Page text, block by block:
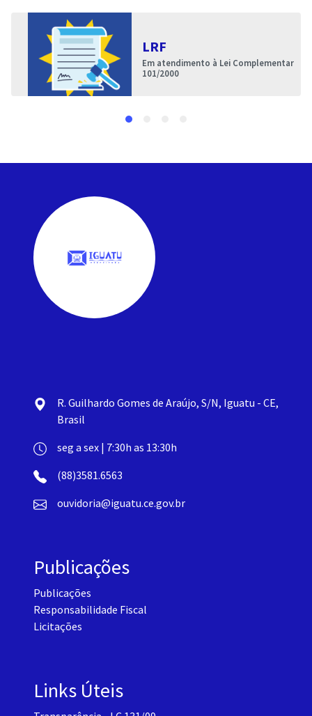
LRF
Em atendimento à Lei Complementar
101/2000
R. Guilhardo Gomes de Araújo, S/N, Iguatu - CE,
Brasil
seg a sex | 7:30h as 13:30h
(88)3581.6563
ouvidoria@iguatu.ce.gov.br
Publicações
Publicações
Responsabilidade Fiscal
Licitações
Links Úteis